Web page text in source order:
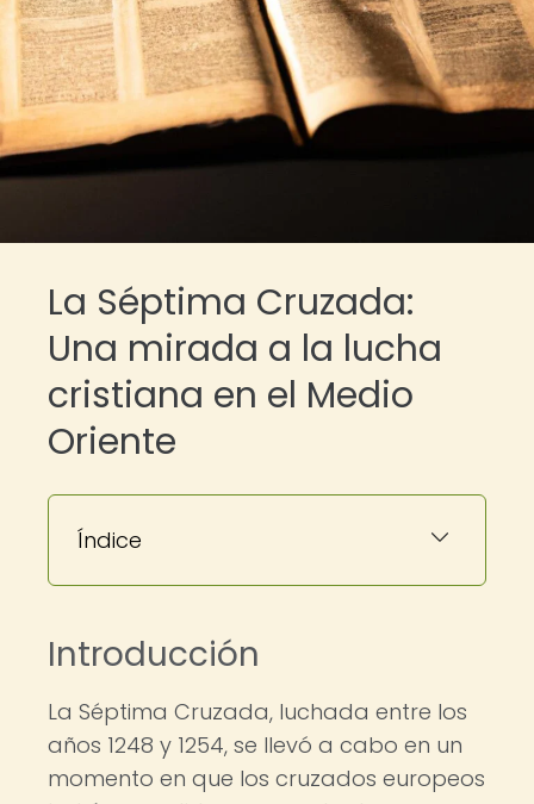
La Séptima Cruzada:
Una mirada a la lucha
cristiana en el Medio
Oriente
Índice
Introducción
La Séptima Cruzada, luchada entre los
años 1248 y 1254, se llevó a cabo en un
momento en que los cruzados europeos